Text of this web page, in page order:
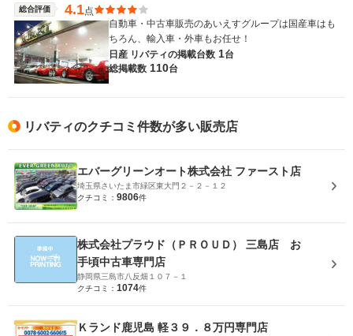
総合評価 4.1点
自動車・中古車販売のあいえすグループは国産車はも
ちろん、輸入車・外車もお任せ！
日産 リバティの掲載台数 1台
総掲載数 110台
リバティのクチコミ件数が多い販売店
エバーグリーンオート株式会社 ファースト店
埼玉県さいたま市緑区東大門２－２－１２
クチコミ： 9806件
株式会社プラウド（ＰＲＯＵＤ） 三島店 お
手頃中古車専門店
静岡県三島市八反畑１０７－１
クチコミ： 1074件
Ｋランド鹿児島 軽３９．８万円専門店